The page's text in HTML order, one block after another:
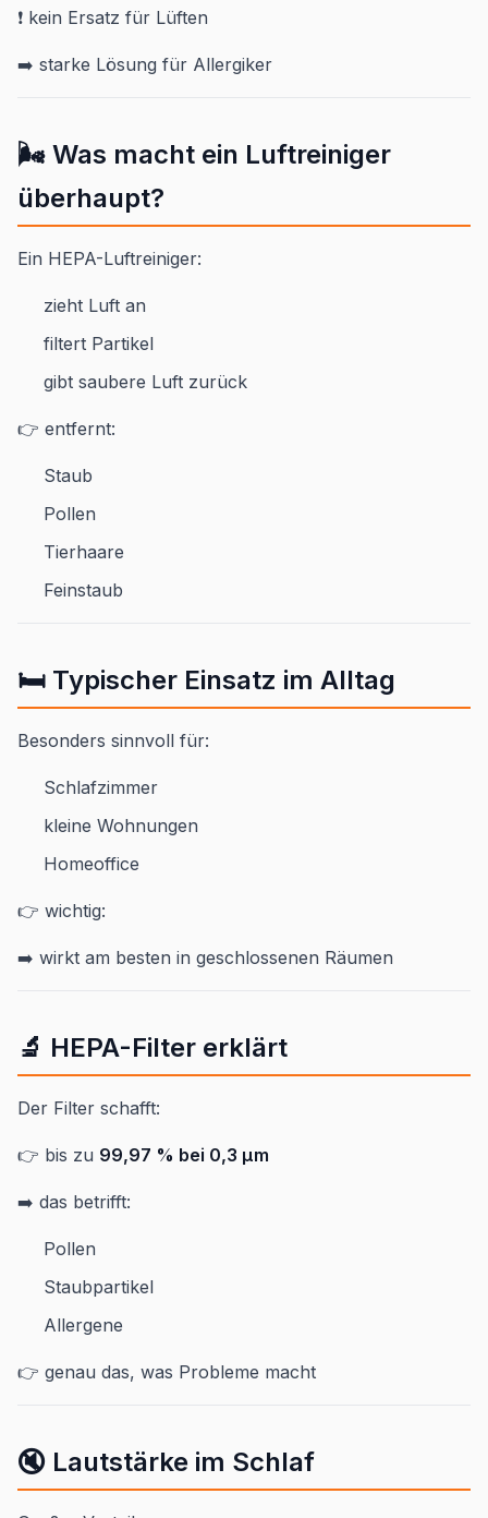
❗ kein Ersatz für Lüften
➡️ starke Lösung für Allergiker
🌬️ Was macht ein Luftreiniger
überhaupt?
Ein HEPA-Luftreiniger:
zieht Luft an
filtert Partikel
gibt saubere Luft zurück
👉 entfernt:
Staub
Pollen
Tierhaare
Feinstaub
🛏️ Typischer Einsatz im Alltag
Besonders sinnvoll für:
Schlafzimmer
kleine Wohnungen
Homeoffice
👉 wichtig:
➡️ wirkt am besten in geschlossenen Räumen
🔬 HEPA-Filter erklärt
Der Filter schafft:
👉 bis zu 99,97 % bei 0,3 µm
➡️ das betrifft:
Pollen
Staubpartikel
Allergene
👉 genau das, was Probleme macht
🔇 Lautstärke im Schlaf